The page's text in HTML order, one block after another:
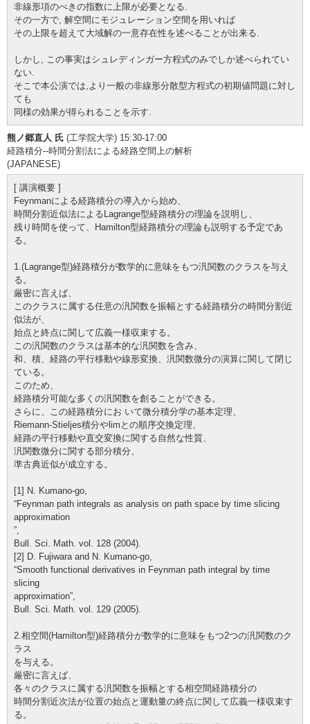
非線形項のべきの指数に上限が必要となる.
その一方で, 解空間にモジュレーション空間を用いれば
その上限を超えて大域解の一意存在性を述べることが出来る.
しかし, この事実はシュレディンガー方程式のみでしか述べられてい
ない.
そこで本公演では,より一般の非線形分散型方程式の初期値問題に対し
ても
同様の効果が得られることを示す.
熊ノ郷直人 氏 (工学院大学) 15:30-17:00
経路積分--時間分割法による経路空間上の解析
(JAPANESE)
[ 講演概要 ]
Feynmanによる経路積分の導入から始め、
時間分割近似法によるLagrange型経路積分の理論を説明し、
残り時間を使って、Hamilton型経路積分の理論も説明する予定であ
る。
1.(Lagrange型)経路積分が数学的に意味をもつ汎関数のクラスを与え
る。
厳密に言えば、
このクラスに属する任意の汎関数を振幅とする経路積分の時間分割近
似法が、
始点と終点に関して広義一様収束する。
この汎関数のクラスは基本的な汎関数を含み、
和、積、経路の平行移動や線形変換、汎関数微分の演算に関して閉じ
ている。
このため、
経路積分可能な多くの汎関数を創ることができる。
さらに、この経路積分にお いて微分積分学の基本定理、
Riemann-Stieljes積分やlimとの順序交換定理、
経路の平行移動や直交変換に関する自然な性質、
汎関数微分に関する部分積分、
準古典近似が成立する。
[1] N. Kumano-go,
“Feynman path integrals as analysis on path space by time slicing
approximation
”,
Bull. Sci. Math. vol. 128 (2004).
[2] D. Fujiwara and N. Kumano-go,
“Smooth functional derivatives in Feynman path integral by time
slicing
approximation”,
Bull. Sci. Math. vol. 129 (2005).
2.相空間(Hamilton型)経路積分が数学的に意味をもつ2つの汎関数のク
ラス
を与える。
厳密に言えば、
各々のクラスに属する汎関数を振幅とする相空間経路積分の
時間分割近次法が位置の始点と運動量の終点に関して広義一様収束す
る。